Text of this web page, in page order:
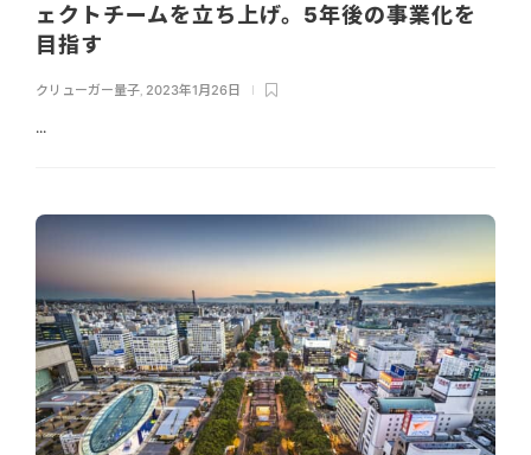
ェクトチームを立ち上げ。5年後の事業化を
目指す
クリューガー量子 2023年1月26日
...